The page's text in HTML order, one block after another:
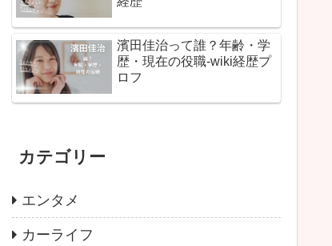
濱田佳治って誰？年齢・学
歴・現在の役職-wiki経歴プ
ロフ
カテゴリー
エンタメ
カーライフ